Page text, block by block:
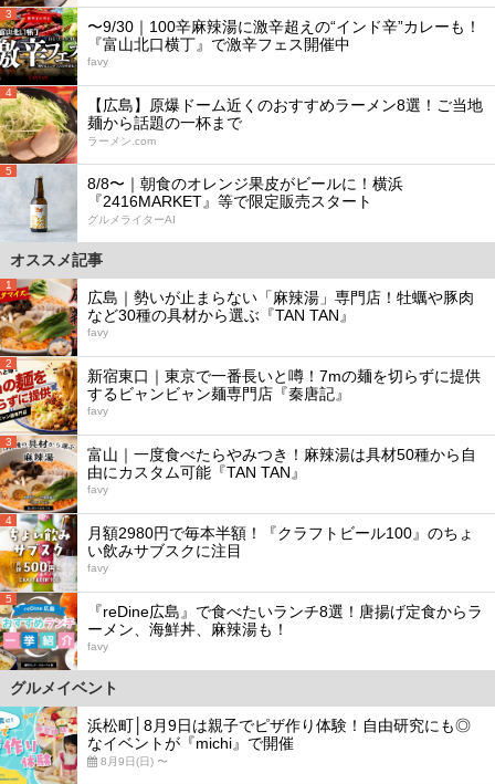
3
〜9/30｜100辛麻辣湯に激辛超えの“インド辛”カレーも！
『富山北口横丁』で激辛フェス開催中
favy
4
【広島】原爆ドーム近くのおすすめラーメン8選！ご当地
麺から話題の一杯まで
ラーメン.com
5
8/8〜｜朝食のオレンジ果皮がビールに！横浜
『2416MARKET』等で限定販売スタート
グルメライターAI
オススメ記事
1
広島｜勢いが止まらない「麻辣湯」専門店！牡蠣や豚肉
など30種の具材から選ぶ『TAN TAN』
favy
2
新宿東口｜東京で一番長いと噂！7mの麺を切らずに提供
するビャンビャン麺専門店『秦唐記』
favy
3
富山｜一度食べたらやみつき！麻辣湯は具材50種から自
由にカスタム可能『TAN TAN』
favy
4
月額2980円で毎本半額！『クラフトビール100』のちょ
い飲みサブスクに注目
favy
5
『reDine広島』で食べたいランチ8選！唐揚げ定食からラ
ーメン、海鮮丼、麻辣湯も！
favy
グルメイベント
浜松町│8月9日は親子でピザ作り体験！自由研究にも◎
なイベントが『michi』で開催
8月9日(日) 〜